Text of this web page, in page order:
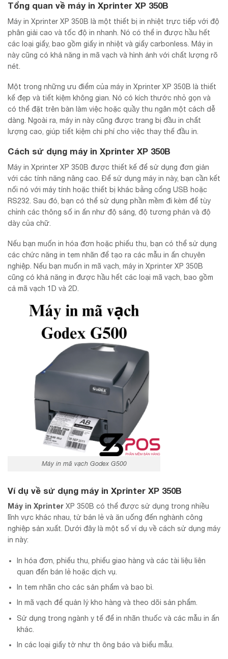
Tổng quan về máy in Xprinter XP 350B
Máy in Xprinter XP 350B là một thiết bị in nhiệt trực tiếp với độ
phân giải cao và tốc độ in nhanh. Nó có thể in được hầu hết
các loại giấy, bao gồm giấy in nhiệt và giấy carbonless. Máy in
này cũng có khả năng in mã vạch và hình ảnh với chất lượng rõ
nét.
Một trong những ưu điểm của máy in Xprinter XP 350B là thiết
kế đẹp và tiết kiệm không gian. Nó có kích thước nhỏ gọn và
có thể đặt trên bàn làm việc hoặc quầy thu ngân một cách dễ
dàng. Ngoài ra, máy in này cũng được trang bị đầu in chất
lượng cao, giúp tiết kiệm chi phí cho việc thay thế đầu in.
Cách sử dụng máy in Xprinter XP 350B
Máy in Xprinter XP 350B được thiết kế để sử dụng đơn giản
với các tính năng nâng cao. Để sử dụng máy in này, bạn cần kết
nối nó với máy tính hoặc thiết bị khác bằng cổng USB hoặc
RS232. Sau đó, bạn có thể sử dụng phần mềm đi kèm để tùy
chỉnh các thông số in ấn như độ sáng, độ tương phản và độ
dày của chữ.
Nếu bạn muốn in hóa đơn hoặc phiếu thu, bạn có thể sử dụng
các chức năng in tem nhãn để tạo ra các mẫu in ấn chuyên
nghiệp. Nếu bạn muốn in mã vạch, máy in Xprinter XP 350B
cũng có khả năng in được hầu hết các loại mã vạch, bao gồm
cả mã vạch 1D và 2D.
Máy in mã vạch Godex G500
Ví dụ về sử dụng máy in Xprinter XP 350B
Máy in Xprinter XP 350B có thể được sử dụng trong nhiều
lĩnh vực khác nhau, từ bán lẻ và ăn uống đến nghành công
nghiệp sản xuất. Dưới đây là một số ví dụ về cách sử dụng máy
in này:
In hóa đơn, phiếu thu, phiếu giao hàng và các tài liệu liên
quan đến bán lẻ hoặc dịch vụ.
In tem nhãn cho các sản phẩm và bao bì.
In mã vạch để quản lý kho hàng và theo dõi sản phẩm.
Sử dụng trong ngành y tế để in nhãn thuốc và các mẫu in ấn
khác.
In các loại giấy tờ như th ông báo và biểu mẫu.